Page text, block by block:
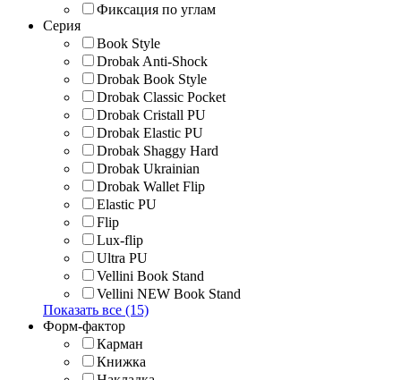
Фиксация по углам
Серия
Book Style
Drobak Anti-Shock
Drobak Book Style
Drobak Classic Pocket
Drobak Cristall PU
Drobak Elastic PU
Drobak Shaggy Hard
Drobak Ukrainian
Drobak Wallet Flip
Elastic PU
Flip
Lux-flip
Ultra PU
Vellini Book Stand
Vellini NEW Book Stand
Показать все (15)
Форм-фактор
Карман
Книжка